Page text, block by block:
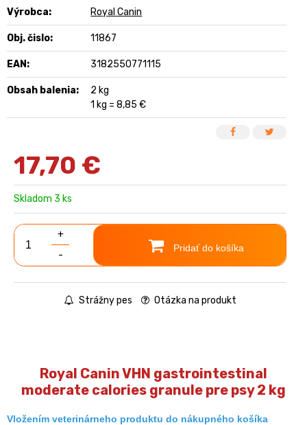
Výrobca: Royal Canin
Obj. čislo: 11867
EAN: 3182550771115
Obsah balenia:
2 kg
1 kg = 8,85 €
17,70 €
Skladom 3 ks
+
-
Pridať do košíka
Strážny pes Otázka na produkt
Royal Canin VHN gastrointestinal
moderate calories granule pre psy 2 kg
Vložením veterinárneho produktu do nákupného košíka